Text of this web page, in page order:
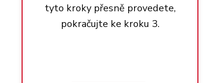
tyto kroky přesně provedete,
pokračujte ke kroku 3.